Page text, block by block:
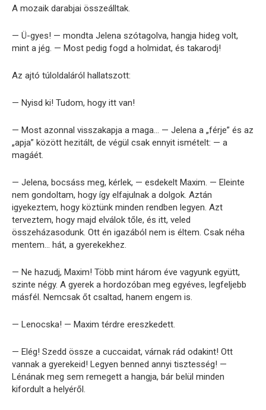
A mozaik darabjai összeálltak.
— Ü-gyes! — mondta Jelena szótagolva, hangja hideg volt,
mint a jég. — Most pedig fogd a holmidat, és takarodj!
Az ajtó túloldaláról hallatszott:
— Nyisd ki! Tudom, hogy itt van!
— Most azonnal visszakapja a maga… — Jelena a „férje” és az
„apja” között hezitált, de végül csak ennyit ismételt: — a
magáét.
— Jelena, bocsáss meg, kérlek, — esdekelt Maxim. — Eleinte
nem gondoltam, hogy így elfajulnak a dolgok. Aztán
igyekeztem, hogy köztünk minden rendben legyen. Azt
terveztem, hogy majd elválok tőle, és itt, veled
összeházasodunk. Ott én igazából nem is éltem. Csak néha
mentem… hát, a gyerekekhez.
— Ne hazudj, Maxim! Több mint három éve vagyunk együtt,
szinte négy. A gyerek a hordozóban meg egyéves, legfeljebb
másfél. Nemcsak őt csaltad, hanem engem is.
— Lenocska! — Maxim térdre ereszkedett.
— Elég! Szedd össze a cuccaidat, várnak rád odakint! Ott
vannak a gyerekeid! Legyen benned annyi tisztesség! —
Lénának meg sem remegett a hangja, bár belül minden
kifordult a helyéről.